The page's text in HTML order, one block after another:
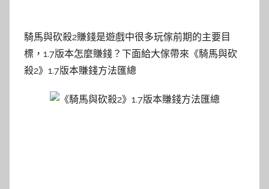
騎馬與砍殺2賺錢是遊戲中很多玩傢前期的主要目
標，1.7版本怎麼賺錢？下面給大傢帶來《騎馬與砍
殺2》1.7版本賺錢方法匯總